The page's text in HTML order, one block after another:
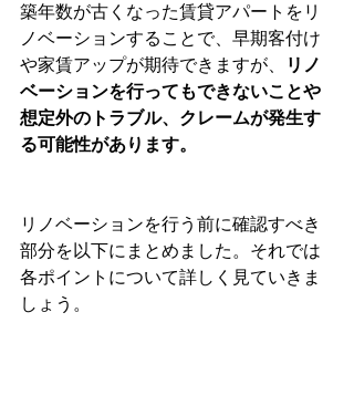
築年数が古くなった賃貸アパートをリ
ノベーションすることで、早期客付け
や家賃アップが期待できますが、
リノ
ベーションを行ってもできないことや
想定外のトラブル、クレームが発生す
る可能性があります。
リノベーションを行う前に確認すべき
部分を以下にまとめました。それでは
各ポイントについて詳しく見ていきま
しょう。